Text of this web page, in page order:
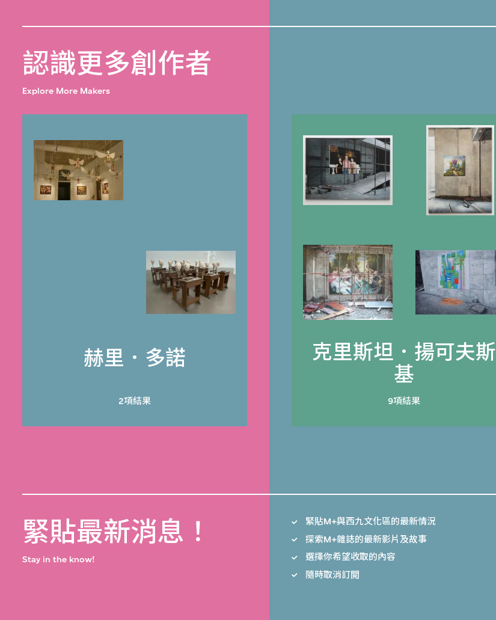
認識更多創作者
Explore More Makers
赫里．多諾
2項結果
克里斯坦．揚可夫斯
基
9項結果
緊貼最新消息！
Stay in the know!
緊貼M+與西九文化區的最新情況
探索M+雜誌的最新影片及故事
選擇你希望收取的內容
隨時取消訂閲